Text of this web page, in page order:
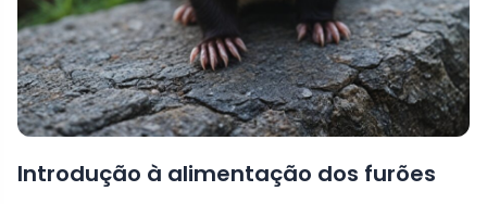
Introdução à alimentação dos furões